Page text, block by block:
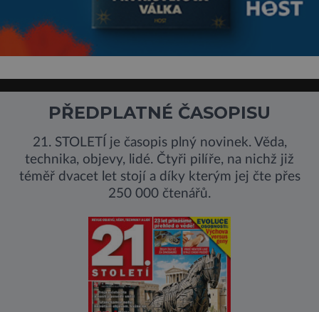
PŘEDPLATNÉ ČASOPISU
21. STOLETÍ je časopis plný novinek. Věda,
technika, objevy, lidé. Čtyři pilíře, na nichž již
téměř dvacet let stojí a díky kterým jej čte přes
250 000 čtenářů.